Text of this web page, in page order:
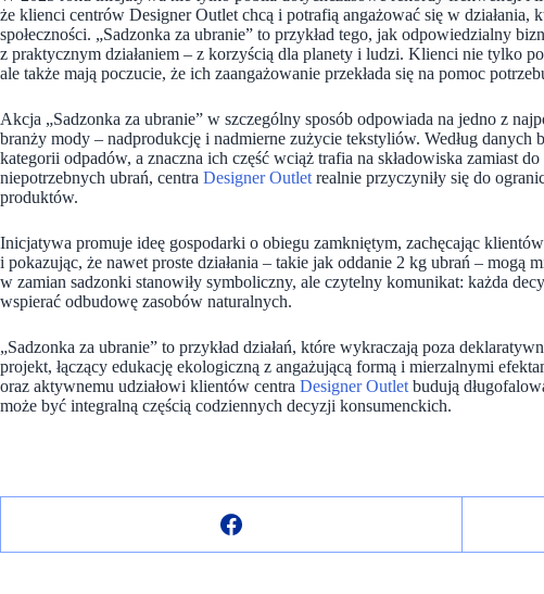
że klienci centrów Designer Outlet chcą i potrafią angażować się w działania,
społeczności. „Sadzonka za ubranie” to przykład tego, jak odpowiedzialny
z praktycznym działaniem – z korzyścią dla planety i ludzi. Klienci nie tylko
ale także mają poczucie, że ich zaangażowanie przekłada się na pomoc
Akcja „Sadzonka za ubranie” w szczególny sposób odpowiada na jedno z
branży mody – nadprodukcję i nadmierne zużycie tekstyliów. Według danych
kategorii odpadów, a znaczna ich część wciąż trafia na składowiska zamiast
niepotrzebnych ubrań, centra Designer Outlet realnie przyczyniły się do
produktów.
Inicjatywa promuje ideę gospodarki o obiegu zamkniętym, zachęcając
i pokazując, że nawet proste działania – takie jak oddanie 2 kg ubrań – mogą
w zamian sadzonki stanowiły symboliczny, ale czytelny komunikat: każda
wspierać odbudowę zasobów naturalnych.
„Sadzonka za ubranie” to przykład działań, które wykraczają poza
projekt, łączący edukację ekologiczną z angażującą formą i mierzalnymi
oraz aktywnemu udziałowi klientów centra Designer Outlet budują
może być integralną częścią codziennych decyzji konsumenckich.